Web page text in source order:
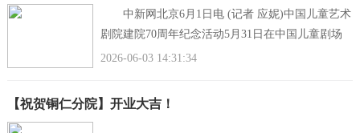
中新网北京6月1日电 (记者 应妮)中国儿童艺术
剧院建院70周年纪念活动5月31日在中国儿童剧场
举行。
主办方供图 活动在
2026-06-03 14:31:34
【祝贺铜仁分院】开业大吉！